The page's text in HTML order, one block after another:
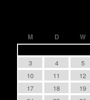
M
D W
3
4 5
10
11 12
17
18 19